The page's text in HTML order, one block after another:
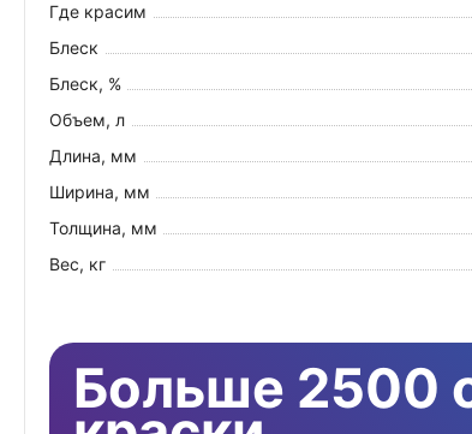
Где красим
Блеск
Блеск, %
Объем, л
Длина, мм
Ширина, мм
Толщина, мм
Вес, кг
Больше 2500